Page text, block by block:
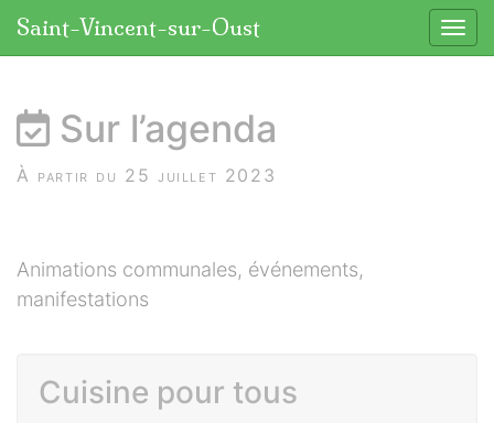
Saint-Vincent-sur-Oust
Sur l’agenda
À partir du 25 juillet 2023
Animations communales, événements,
manifestations
Cuisine pour tous
Panneau de gestion des cookies